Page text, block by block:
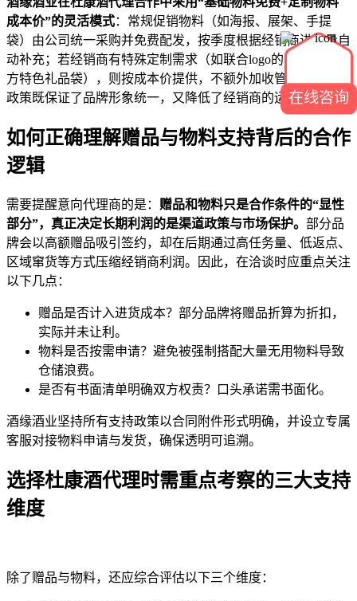
成本价”的灵活模式：常规促销物料（如海报、展架、手提
袋）由公司统一采购并免费配发，按季度根据经销商进货量自
动补充；若经销商有特殊定制需求（如联合logo的易拉宝、地
方特色礼品袋），则按成本价提供，不额外加收管理费。这一
政策既保证了品牌形象统一，又降低了经销商的运营压力。
如何正确理解赠品与物料支持背后的合作
逻辑
需要提醒意向代理商的是： 赠品和物料只是合作条件的“显性
部分”，真正决定长期利润的是渠道政策与市场保护。 部分品
牌会以高额赠品吸引签约，却在后期通过高任务量、低返点、
区域窜货等方式压缩经销商利润。因此，在洽谈时应重点关注
以下几点：
赠品是否计入进货成本？部分品牌将赠品折算为折扣，
实际并未让利。
物料是否按需申请？避免被强制搭配大量无用物料导致
仓储浪费。
是否有书面清单明确双方权责？口头承诺需书面化。
酒缘酒业坚持所有支持政策以合同附件形式明确，并设立专属
客服对接物料申请与发货，确保透明可追溯。
选择杜康酒代理时需重点考察的三大支持
维度
除了赠品与物料，还应综合评估以下三个维度：
在线咨询